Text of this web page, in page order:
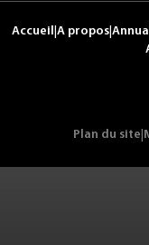
Accueil A propos
Plan du site